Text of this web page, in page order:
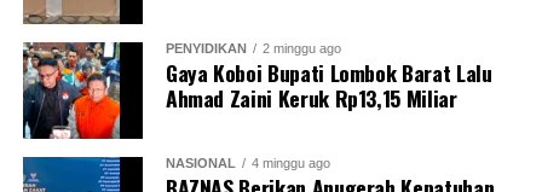
PENYIDIKAN 2 minggu ago
Gaya Koboi Bupati Lombok Barat Lalu
Ahmad Zaini Keruk Rp13,15 Miliar
NASIONAL 4 minggu ago